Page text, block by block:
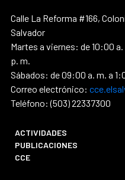
Calle La Reforma #166,
Salvador
Martes a viernes: de 10:00
p. m.
Sábados: de 09:00 a. m. a
Correo electrónico:
Teléfono: (503) 22337300
ACTIVIDADES
PUBLICACIONES
CCE